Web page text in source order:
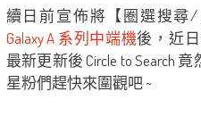
續日前宣佈將【圈選搜尋/
Galaxy A 系列中端機後，近日
最新更新後 Circle to Search
星粉們趕快來圍觀吧 ~